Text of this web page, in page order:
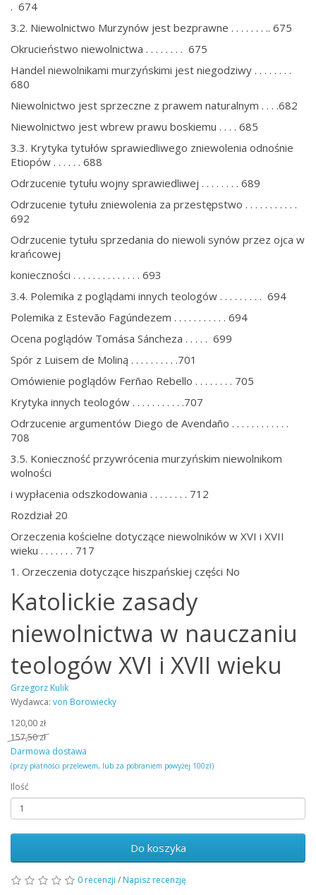
. 674
3.2. Niewolnictwo Murzynów jest bezprawne . . . . . . . .. 675
Okrucieństwo niewolnictwa . . . . . . . . 675
Handel niewolnikami murzyńskimi jest niegodziwy . . . . . . . .
680
Niewolnictwo jest sprzeczne z prawem naturalnym . . . .682
Niewolnictwo jest wbrew prawu boskiemu . . . . 685
3.3. Krytyka tytułów sprawiedliwego zniewolenia odnośnie
Etiopów . . . . . . 688
Odrzucenie tytułu wojny sprawiedliwej . . . . . . . . 689
Odrzucenie tytułu zniewolenia za przestępstwo . . . . . . . . . . .
692
Odrzucenie tytułu sprzedania do niewoli synów przez ojca w
krańcowej
konieczności . . . . . . . . . . . . . . 693
3.4. Polemika z poglądami innych teologów . . . . . . . . . 694
Polemika z Estevão Fagúndezem . . . . . . . . . . . 694
Ocena poglądów Tomása Sáncheza . . . . . 699
Spór z Luisem de Moliną . . . . . . . . . .701
Omówienie poglądów Ferñao Rebello . . . . . . . . 705
Krytyka innych teologów . . . . . . . . . . .707
Odrzucenie argumentów Diego de Avendaño . . . . . . . . . . . .
708
3.5. Konieczność przywrócenia murzyńskim niewolnikom
wolności
i wypłacenia odszkodowania . . . . . . . . 712
Rozdział 20
Orzeczenia kościelne dotyczące niewolników w XVI i XVII
wieku . . . . . . . 717
1. Orzeczenia dotyczące hiszpańskiej części No
Katolickie zasady
niewolnictwa w nauczaniu
teologów XVI i XVII wieku
Grzegorz Kulik
Wydawca: von Borowiecky
120,00 zł
157,50 zł
Darmowa dostawa
(przy płatności przelewem, lub za pobraniem powyżej 100zł)
Ilość
Do koszyka
0 recenzji / Napisz recenzję